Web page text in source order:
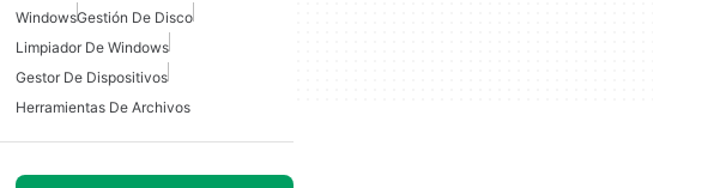
WindowsGestión De Disco
Limpiador De Windows
Gestor De Dispositivos
Herramientas De Archivos